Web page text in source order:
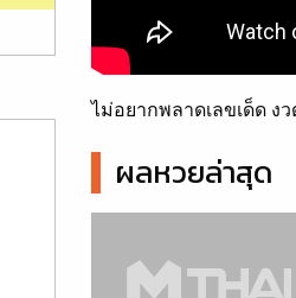
ไม่อยากพลาดเลขเด็ด
ผลหวยล่าสุด